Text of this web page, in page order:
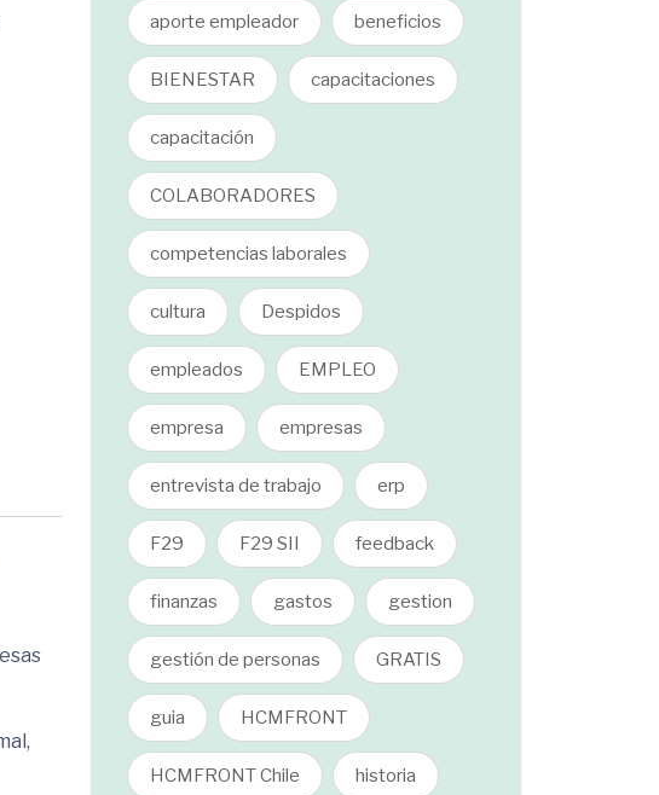
aporte empleador beneficios
BIENESTAR capacitaciones
capacitación
COLABORADORES
competencias laborales
cultura Despidos
empleados EMPLEO
empresa empresas
entrevista de trabajo erp
F29 F29 SII feedback
finanzas gastos gestion
gestión de personas GRATIS
guia HCMFRONT
HCMFRONT Chile historia